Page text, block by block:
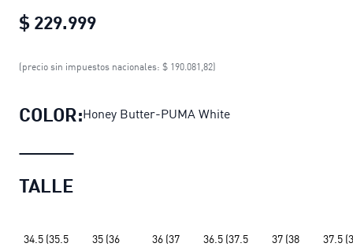
$ 229.999
Zapatillas Suede Charles F. Stead
(precio sin impuestos nacionales: $ 190.081,82)
COLOR:Honey Butter-PUMA White
TALLE
34.5 (35.5
35 (36
36 (37
36.5 (37.5
37 (38
37.5